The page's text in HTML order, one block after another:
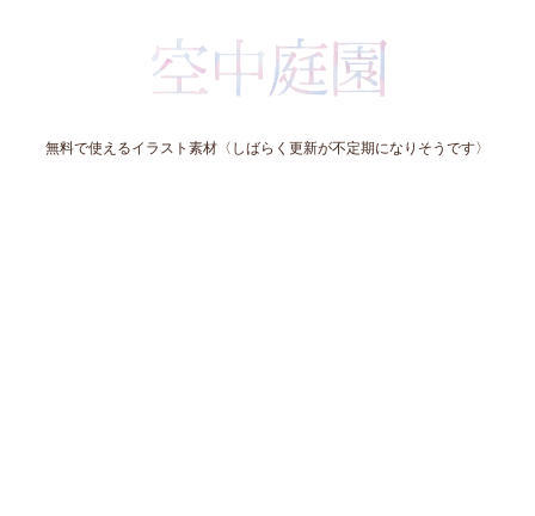
無料で使えるイラスト素材〈しばらく更新が不定期になりそうです〉